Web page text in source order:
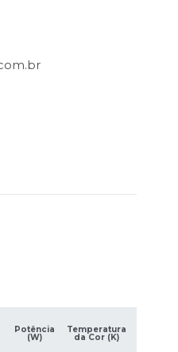
Potência
(W)
Temperatura
da Cor (K)